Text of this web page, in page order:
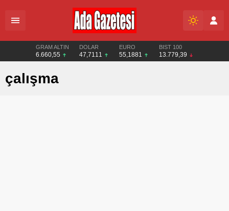
GRAM ALTIN
6.660,55
DOLAR
47,7111
EURO
55,1881
BIST 100
13.779,39
çalışma